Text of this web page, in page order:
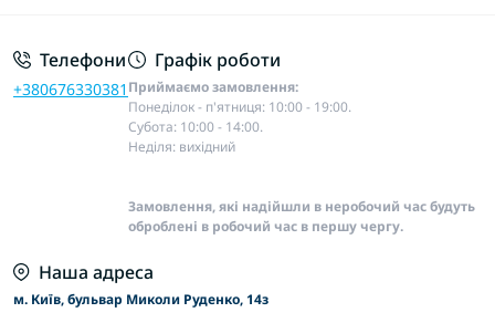
Телефони
+380676330381
Графік роботи
Приймаємо замовлення:
Понеділок - п'ятниця: 10:00 - 19:00.
Субота: 10:00 - 14:00.
Неділя: вихідний
Замовлення, які надійшли в неробочий час будуть
оброблені в робочий час в першу чергу.
Наша адреса
м. Київ, бульвар Миколи Руденко, 14з